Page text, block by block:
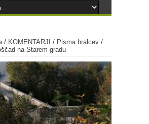
/ KOMENTARJI / Pisma bralcev /
na Starem gradu